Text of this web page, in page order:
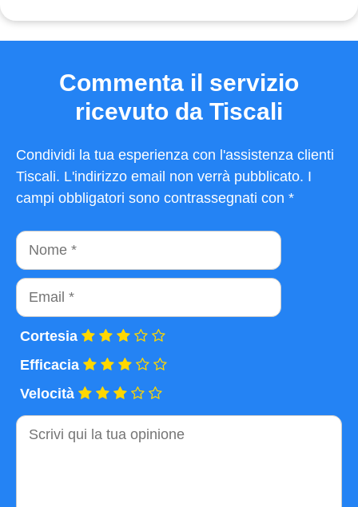
Commenta il servizio
ricevuto da Tiscali
Condividi la tua esperienza con l'assistenza clienti
Tiscali. L'indirizzo email non verrà pubblicato. I
campi obbligatori sono contrassegnati con *
Nome
Email
Cortesia
Efficacia
Velocità
Commento